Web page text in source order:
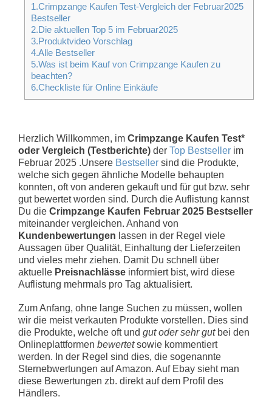
1.Crimpzange Kaufen Test-Vergleich der Februar2025
Bestseller
2.Die aktuellen Top 5 im Februar2025
3.Produktvideo Vorschlag
4.Alle Bestseller
5.Was ist beim Kauf von Crimpzange Kaufen zu
beachten?
6.Checkliste für Online Einkäufe
Herzlich Willkommen, im Crimpzange Kaufen Test*
oder Vergleich (Testberichte) der Top Bestseller im
Februar 2025 .Unsere Bestseller sind die Produkte,
welche sich gegen ähnliche Modelle behaupten
konnten, oft von anderen gekauft und für gut bzw. sehr
gut bewertet worden sind. Durch die Auflistung kannst
Du die Crimpzange Kaufen Februar 2025 Bestseller
miteinander vergleichen. Anhand von
Kundenbewertungen lassen in der Regel viele
Aussagen über Qualität, Einhaltung der Lieferzeiten
und vieles mehr ziehen. Damit Du schnell über
aktuelle Preisnachlässe informiert bist, wird diese
Auflistung mehrmals pro Tag aktualisiert.
Zum Anfang, ohne lange Suchen zu müssen, wollen
wir die meist verkauten Produkte vorstellen. Dies sind
die Produkte, welche oft und gut oder sehr gutbei den
Onlineplattformen bewertetsowie kommentiert
werden. In der Regel sind dies, die sogenannte
Sternebwertungen auf Amazon. Auf Ebay sieht man
diese Bewertungen zb. direkt auf dem Profil des
Händlers.